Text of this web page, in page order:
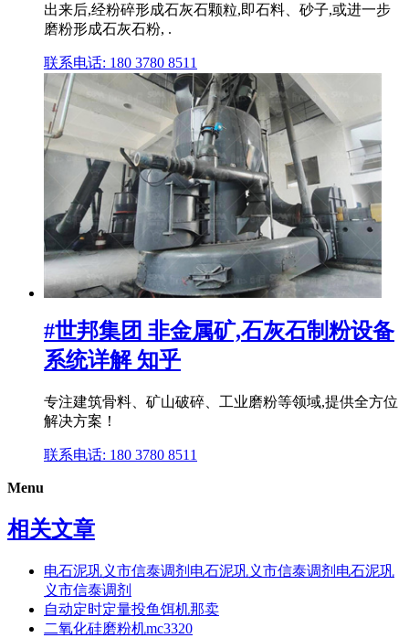
出来后,经粉碎形成石灰石颗粒,即石料、砂子,或进一步
磨粉形成石灰石粉, .
联系电话: 180 3780 8511
#世邦集团 非金属矿,石灰石制粉设备
系统详解 知乎
专注建筑骨料、矿山破碎、工业磨粉等领域,提供全方位
解决方案！
联系电话: 180 3780 8511
Menu
相关文章
电石泥巩义市信泰调剂电石泥巩义市信泰调剂电石泥巩
义市信泰调剂
自动定时定量投鱼饵机那卖
二氧化硅磨粉机mc3320